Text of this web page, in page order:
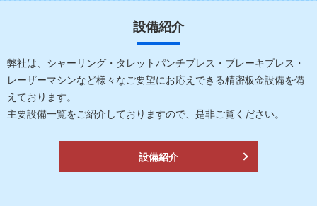
設備紹介
弊社は、シャーリング・タレットパンチプレス・ブレーキプレス・
レーザーマシンなど様々なご要望にお応えできる精密板金設備を備
えております。
主要設備一覧をご紹介しておりますので、是非ご覧ください。
設備紹介